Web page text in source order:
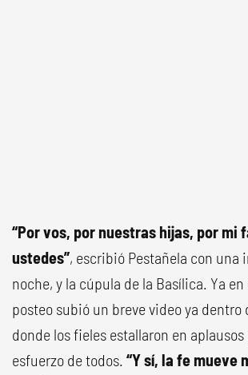
“Por vos, por nuestras hijas, por mi
ustedes”, escribió Pestañela con una
noche, y la cúpula de la Basílica. Ya
posteo subió un breve video ya dentro
donde los fieles estallaron en
esfuerzo de todos. “Y sí, la fe mueve